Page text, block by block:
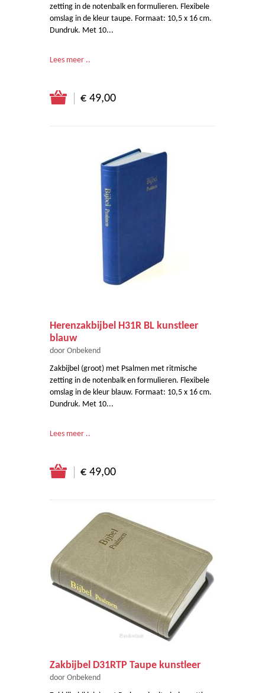
zetting in de notenbalk en formulieren. Flexibele
omslag in de kleur taupe. Formaat: 10,5 x 16 cm.
Dundruk. Met 10...
Lees meer ..
€ 49,00
Herenzakbijbel H31R BL kunstleer
blauw
door Onbekend
Zakbijbel (groot) met Psalmen met ritmische
zetting in de notenbalk en formulieren. Flexibele
omslag in de kleur blauw. Formaat: 10,5 x 16 cm.
Dundruk. Met 10...
Lees meer ..
€ 49,00
Zakbijbel D31RTP Taupe kunstleer
door Onbekend